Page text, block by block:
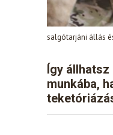
salgótarjáni állás
Így állhatsz
munkába,